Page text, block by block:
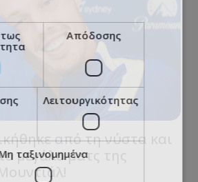
από τη νύστα και
μεγάλο ματς της
Απόδοσης
Λειτουργικότητας
ταξινομημένα